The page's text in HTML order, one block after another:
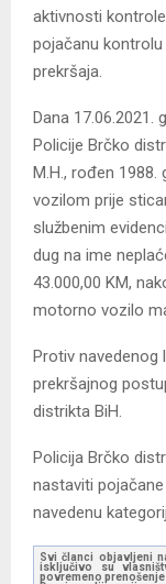
aktivnosti
pojačanu
prekršaja.
Dana 17.06.2021.
Policije Brčko
M.H., rođen 1988.
vozilom prije
službenim
dug na ime
43.000,00 KM,
motorno vozilo
Protiv navedenog
prekršajnog
distrikta BiH.
Policija Brčko
nastaviti
navedenu
Svi članci objavljeni
isključivo su
povremeno